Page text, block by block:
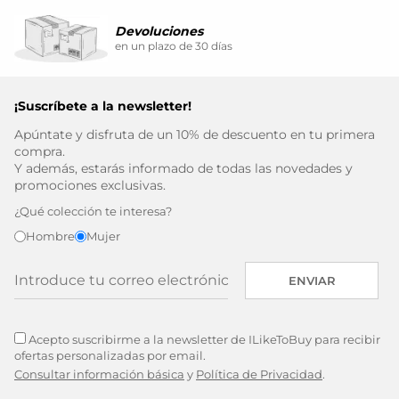
Devoluciones
en un plazo de 30 días
¡Suscríbete a la newsletter!
Apúntate y disfruta de un 10% de descuento en tu primera
compra.
Y además, estarás informado de todas las novedades y
promociones exclusivas.
¿Qué colección te interesa?
Hombre
Mujer
ENVIAR
Acepto suscribirme a la newsletter de ILikeToBuy para recibir
ofertas personalizadas por email.
Consultar información básica y Política de Privacidad.
GUARDAR CONFIGURACIÓN
Puedes volver a configurar tus cookies desde la sección
"Configuración de cookies" al pie de la página. También puedes
consultar nuestra política de cookies